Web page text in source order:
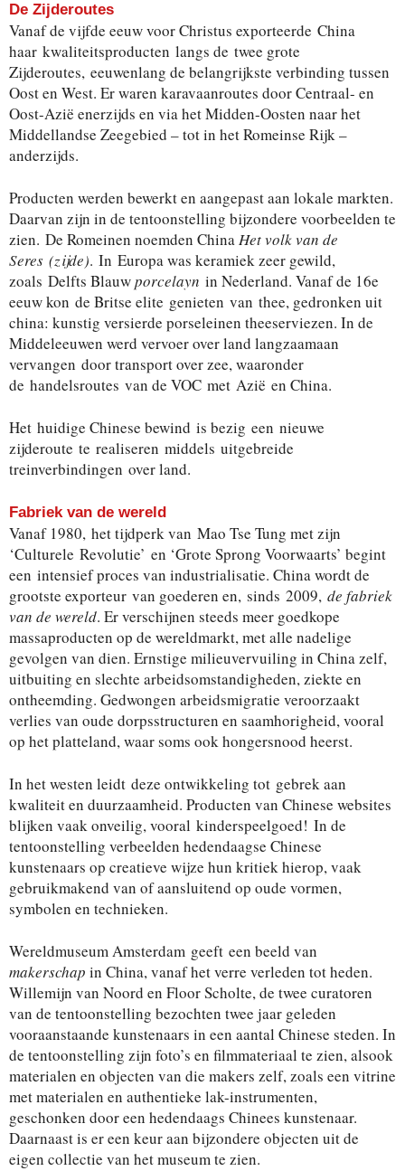
De Zijderoutes
Vanaf de vijfde eeuw voor Christus exporteerde China
haar kwaliteitsproducten langs de twee grote
Zijderoutes, eeuwenlang de belangrijkste verbinding tussen
Oost en West. Er waren karavaanroutes door Centraal- en
Oost-Azië enerzijds en via het Midden-Oosten naar het
Middellandse Zeegebied – tot in het Romeinse Rijk –
anderzijds.
Producten werden bewerkt en aangepast aan lokale markten.
Daarvan zijn in de tentoonstelling bijzondere voorbeelden te
zien. De Romeinen noemden ChinaHet volk van de
Seres (zijde). In Europa was keramiek zeer gewild,
zoals Delfts Blauwporcelayn in Nederland. Vanaf de 16e
eeuw kon de Britse elite genieten van thee, gedronken uit
china: kunstig versierde porseleinen theeserviezen. In de
Middeleeuwen werd vervoer over land langzaamaan
vervangen door transport over zee, waaronder
de handelsroutes van de VOC met Azië en China.
Het huidige Chinese bewind is bezig een nieuwe
zijderoute te realiseren middels uitgebreide
treinverbindingen over land.
Fabriek van de wereld
Vanaf 1980, het tijdperk van Mao Tse Tung met zijn
‘Culturele Revolutie’ en ‘Grote Sprong Voorwaarts’ begint
een intensief proces van industrialisatie. China wordt de
grootste exporteur van goederen en, sinds 2009, de fabriek
van de wereld. Er verschijnen steeds meer goedkope
massaproducten op de wereldmarkt, met alle nadelige
gevolgen van dien. Ernstige milieuvervuiling in China zelf,
uitbuiting en slechte arbeidsomstandigheden, ziekte en
ontheemding. Gedwongen arbeidsmigratie veroorzaakt
verlies van oude dorpsstructuren en saamhorigheid, vooral
op het platteland, waar soms ook hongersnood heerst.
In het westen leidt deze ontwikkeling tot gebrek aan
kwaliteit en duurzaamheid. Producten van Chinese websites
blijken vaak onveilig, vooral kinderspeelgoed! In de
tentoonstelling verbeelden hedendaagse Chinese
kunstenaars op creatieve wijze hun kritiek hierop, vaak
gebruikmakend van of aansluitend op oude vormen,
symbolen en technieken.
Wereldmuseum Amsterdam geeft een beeld van
makerschap in China, vanaf het verre verleden tot heden.
Willemijn van Noord en Floor Scholte, de twee curatoren
van de tentoonstelling bezochten twee jaar geleden
vooraanstaande kunstenaars in een aantal Chinese steden. In
de tentoonstelling zijn foto’s en filmmateriaal te zien, alsook
materialen en objecten van die makers zelf, zoals een vitrine
met materialen en authentieke lak-instrumenten,
geschonken door een hedendaags Chinees kunstenaar.
Daarnaast is er een keur aan bijzondere objecten uit de
eigen collectie van het museum te zien.